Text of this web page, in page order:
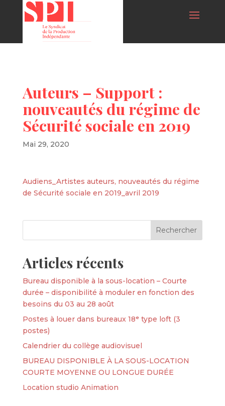
Auteurs – Support :
nouveautés du régime de
Sécurité sociale en 2019
Mai 29, 2020
Audiens_Artistes auteurs, nouveautés du régime
de Sécurité sociale en 2019_avril 2019
Articles récents
Bureau disponible à la sous-location – Courte
durée – disponibilité à moduler en fonction des
besoins du 03 au 28 août
Postes à louer dans bureaux 18ᵉ type loft (3
postes)
Calendrier du collège audiovisuel
BUREAU DISPONIBLE À LA SOUS-LOCATION
COURTE MOYENNE OU LONGUE DURÉE
Location studio Animation